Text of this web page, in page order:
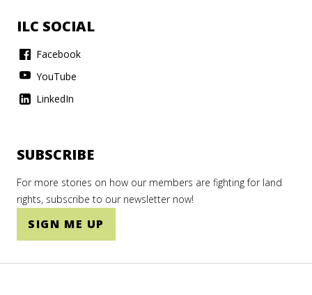
ILC SOCIAL
Facebook
YouTube
LinkedIn
SUBSCRIBE
For more stories on how our members are fighting for land
rights, subscribe to our newsletter now!
SIGN ME UP